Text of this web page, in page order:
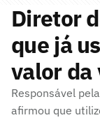
Diretor
que já
valor da
Responsável
afirmou que